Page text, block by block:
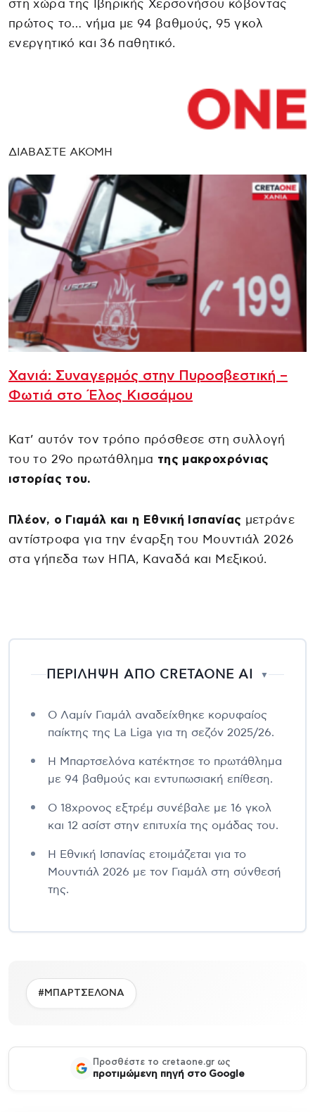
στη χώρα της Ιβηρικής Χερσονήσου κόβοντας
πρώτος το… νήμα με 94 βαθμούς, 95 γκολ
ενεργητικό και 36 παθητικό.
ΔΙΑΒΑΣΤΕ ΑΚΟΜΗ
Χανιά: Συναγερμός στην Πυροσβεστική –
Φωτιά στο Έλος Κισσάμου
Κατ’ αυτόν τον τρόπο πρόσθεσε στη συλλογή
του το 29ο πρωτάθλημα της μακροχρόνιας
ιστορίας του.
Πλέον, ο Γιαμάλ και η Εθνική Ισπανίας μετράνε
αντίστροφα για την έναρξη του Μουντιάλ 2026
στα γήπεδα των ΗΠΑ, Καναδά και Μεξικού.
ΠΕΡΙΛΗΨΗ ΑΠΟ CRETAONE AI ▼
Ο Λαμίν Γιαμάλ αναδείχθηκε κορυφαίος
παίκτης της La Liga για τη σεζόν 2025/26.
Η Μπαρτσελόνα κατέκτησε το πρωτάθλημα
με 94 βαθμούς και εντυπωσιακή επίθεση.
Ο 18χρονος εξτρέμ συνέβαλε με 16 γκολ
και 12 ασίστ στην επιτυχία της ομάδας του.
Η Εθνική Ισπανίας ετοιμάζεται για το
Μουντιάλ 2026 με τον Γιαμάλ στη σύνθεσή
της.
#ΜΠΑΡΤΣΕΛΟΝΑ
Προσθέστε το cretaone.gr ως
προτιμώμενη πηγή στο Google